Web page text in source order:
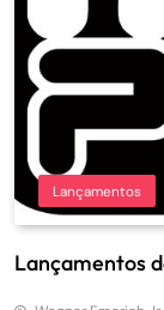
Lançamentos
Lançamentos